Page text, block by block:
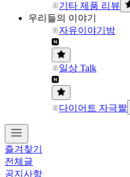
기타 제품 리뷰
우리들의 이야기
자유이야기방
일상 Talk
다이어트 자극짤
즐겨찾기
전체글
공지사항